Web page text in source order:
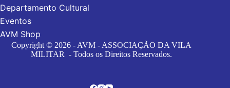
Departamento Cultural
Eventos
AVM Shop
Copyright © 2026 - AVM - ASSOCIAÇÃO DA VILA
MILITAR - Todos os Direitos Reservados.